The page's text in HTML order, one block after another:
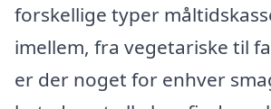
forskellige typer
imellem, fra vegetariske til
er der noget for enhver